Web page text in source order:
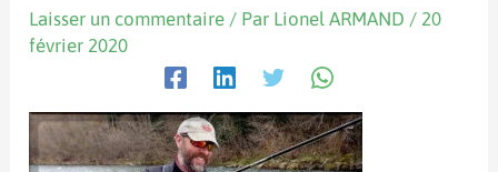
Laisser un commentaire / Par Lionel ARMAND / 20
février 2020